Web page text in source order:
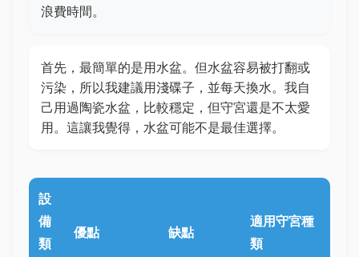
浪費時間。
首先，最簡單的是用水盆。但水盆容易被打翻或
污染，所以我建議用淺碟子，並每天換水。我自
己用過陶瓷水盆，比較穩定，但守宮還是不太愛
用。這讓我覺得，水盆可能不是最佳選擇。
設
備
類
優點 缺點
適用守宮種
類